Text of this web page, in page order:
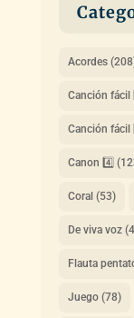
Acordes
Canción fácil
Canción fácil
Canon 4️⃣
Coral(53)
De viva voz
Flauta
Juego(78)